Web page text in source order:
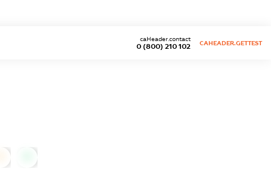
0 (800) 210 102
caHeader.contact
CAHEADER.GETTEST